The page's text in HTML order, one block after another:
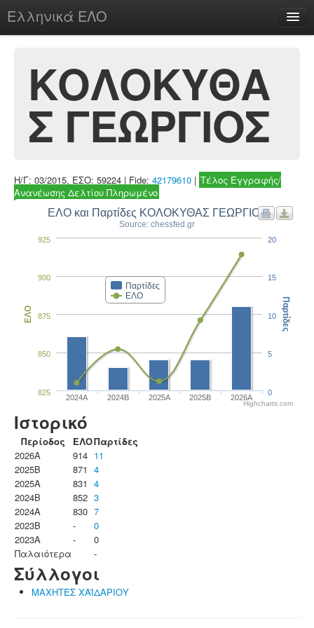
Ελληνικά ΕΛΟ
chesstu.be @ discord
Login
ΚΟΛΟΚΥΘΑ
Σ ΓΕΩΡΓΙΟΣ
Η/Γ: 03/2015, ΕΣΟ: 59224 | Fide: 42179610 | Τέλος Εγγραφής/
Ανανέωσης Δελτίου Πληρωμένο
ΕΛΟ και Παρτίδες ΚΟΛΟΚΥΘΑΣ ΓΕΩΡΓΙΟΣ
Source: chessfed.gr
Παρτίδες
ΕΛΟ
2024A 2024B 2025A 2025B 2026A
825
850
875
900
925
ΕΛΟ
0
5
10
15
20
Παρτίδες
Highcharts.com
Ιστορικό
Περίοδος ΕΛΟΠαρτίδες
2026A
914 11
2025B
871 4
2025A
831 4
2024B
852 3
2024A
830 7
2023B
-
0
2023Α
-
0
Παλαιότερα
-
Σύλλογοι
ΜΑΧΗΤΕΣ ΧΑΪΔΑΡΙΟΥ